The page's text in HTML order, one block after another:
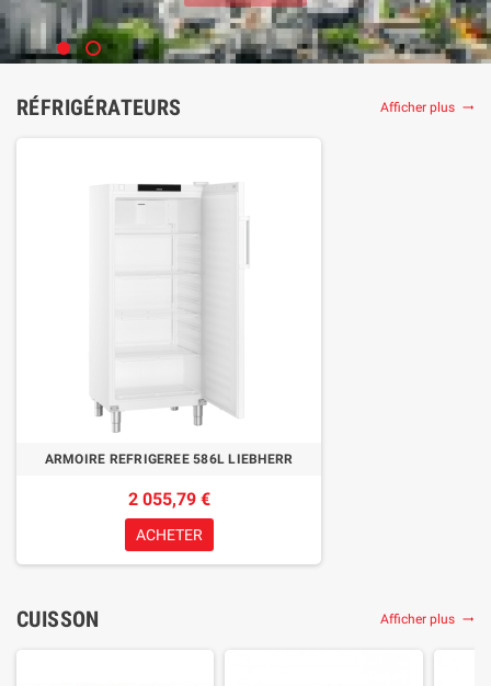
SHOP NOW
RÉFRIGÉRATEURS Afficher plus trending_flat
ARMOIRE REFRIGEREE 586L LIEBHERR
2 055,79 €
ACHETER
CUISSON Afficher plus trending_flat